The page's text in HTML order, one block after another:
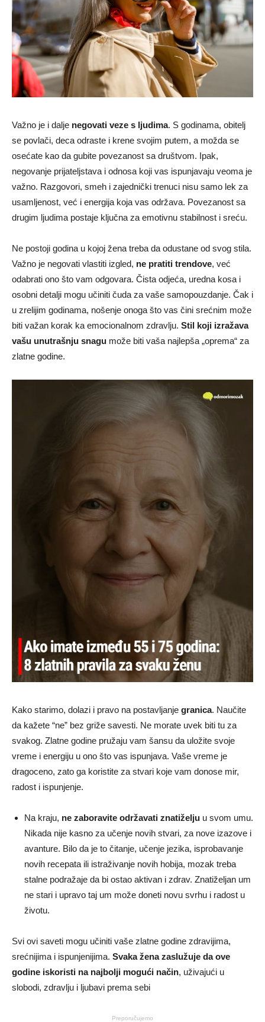
Važno je i dalje negovati veze s ljudima. S godinama, obitelj
se povlači, deca odraste i krene svojim putem, a možda se
osećate kao da gubite povezanost sa društvom. Ipak,
negovanje prijateljstava i odnosa koji vas ispunjavaju veoma je
važno. Razgovori, smeh i zajednički trenuci nisu samo lek za
usamljenost, već i energija koja vas održava. Povezanost sa
drugim ljudima postaje ključna za emotivnu stabilnost i sreću.
Ne postoji godina u kojoj žena treba da odustane od svog stila.
Važno je negovati vlastiti izgled, ne pratiti trendove, već
odabrati ono što vam odgovara. Čista odjeća, uredna kosa i
osobni detalji mogu učiniti čuda za vaše samopouzdanje. Čak i
u zrelijim godinama, nošenje onoga što vas čini srećnim može
biti važan korak ka emocionalnom zdravlju. Stil koji izražava
vašu unutrašnju snagu može biti vaša najlepša „oprema“ za
zlatne godine.
Kako starimo, dolazi i pravo na postavljanje granica. Naučite
da kažete “ne” bez griže savesti. Ne morate uvek biti tu za
svakog. Zlatne godine pružaju vam šansu da uložite svoje
vreme i energiju u ono što vas ispunjava. Vaše vreme je
dragoceno, zato ga koristite za stvari koje vam donose mir,
radost i ispunjenje.
Na kraju, ne zaboravite održavati znatiželju u svom umu.
Nikada nije kasno za učenje novih stvari, za nove izazove i
avanture. Bilo da je to čitanje, učenje jezika, isprobavanje
novih recepata ili istraživanje novih hobija, mozak treba
stalne podražaje da bi ostao aktivan i zdrav. Znatiželjan um
ne stari i upravo taj um može doneti novu svrhu i radost u
životu.
Svi ovi saveti mogu učiniti vaše zlatne godine zdravijima,
srećnijima i ispunjenijima. Svaka žena zaslužuje da ove
godine iskoristi na najbolji mogući način, uživajući u
slobodi, zdravlju i ljubavi prema sebi
Preporučujemo